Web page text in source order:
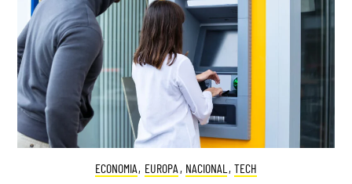
ECONOMIA, EUROPA , NACIONAL , TECH